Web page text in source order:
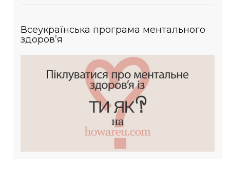
Всеукраїнська програма ментального
здоров’я